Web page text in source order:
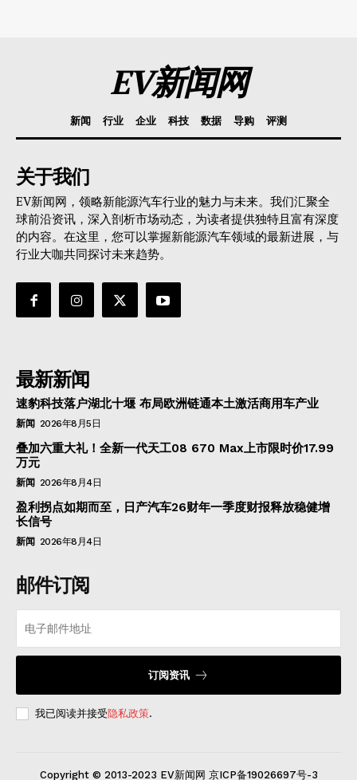
EV新闻网
新闻 行业 企业 科技 数据 导购 评测
关于我们
EV新闻网，领略新能源汽车行业的魅力与未来。我们汇聚全
球前沿资讯，深入剖析市场动态，为读者提供独特且富有深度
的内容。在这里，您可以掌握新能源汽车领域的最新进展，与
行业大咖共同探讨未来趋势。
最新新闻
速豹科技落户湖北十堰 布局欧洲链通本土激活商用车产业
新闻 2026年8月5日
叠加六重大礼！全新一代天工08 670 Max上市限时价17.99
万元
新闻 2026年8月4日
盈利拐点如期而至，日产汽车26财年一季度财报释放稳健增
长信号
新闻 2026年8月4日
邮件订阅
订阅资讯
我已阅读并接受隐私政策.
Copyright © 2013-2023 EV新闻网 京ICP备19026697号-3